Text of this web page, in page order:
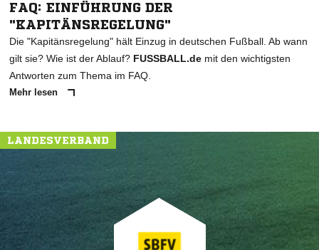
FAQ: EINFÜHRUNG DER
"KAPITÄNSREGELUNG"
Die "Kapitänsregelung" hält Einzug in deutschen Fußball. Ab wann
gilt sie? Wie ist der Ablauf? FUSSBALL.de mit den wichtigsten
Antworten zum Thema im FAQ.
Mehr lesen
LANDESVERBAND